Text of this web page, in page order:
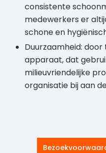
consistente
medewerkers er
schone en
Duurzaamheid:
apparaat, dat
milieuvriendelijke
organisatie bij aan